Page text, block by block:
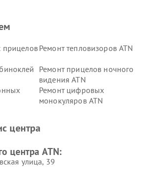
прицеловРемонт тепловизоров ATN
Ремонт прицелов ночного
видения ATN
Ремонт цифровых
монокуляров ATN
центра
центра ATN:
улица, 39